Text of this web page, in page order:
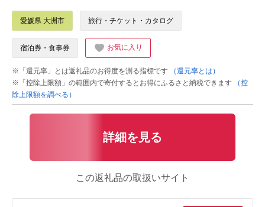
愛媛県 大洲市 旅行・チケット・カタログ
宿泊券・食事券 お気に入り
※「還元率」とは返礼品のお得度を測る指標です
（還元率とは）
※「控除上限額」の範囲内で寄付するとお得にふるさと納税できます
（控
除上限額を調べる）
詳細を見る
この返礼品の取扱いサイト